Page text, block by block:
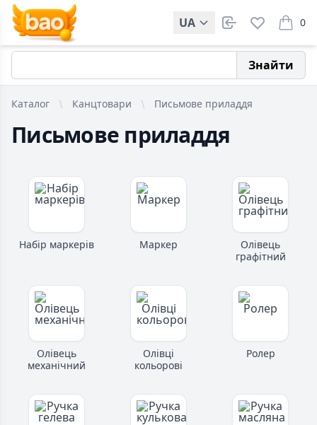
UA 0
items
Знайти
Каталог Канцтовари Письмове приладдя
Письмове приладдя
Набір маркерів Маркер
Олівець
графітний
Олівець
механічний
Олівці
кольорові
Ролер